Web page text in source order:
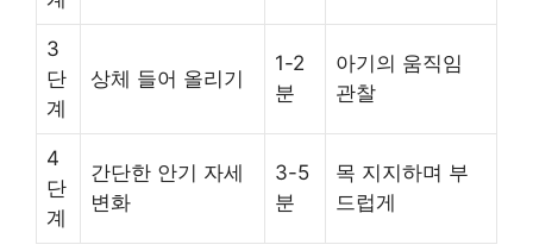
3
단
계
상체 들어 올리기
1-2
분
아기의 움직임
관찰
4
단
계
간단한 안기 자세
변화
3-5
분
목 지지하며 부
드럽게